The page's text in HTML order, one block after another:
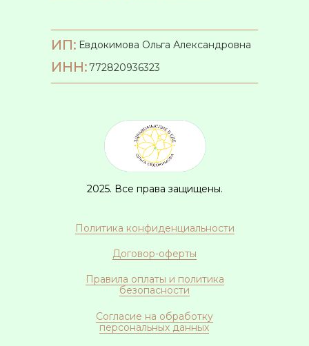
ИНН:
ИП:
2025. Все права защищены.
Евдокимова Ольга Александровна
772820936323
Согласие на обработку
персональных данных
Правила оплаты и политика
безопасности
Договор-оферты
Политика конфиденциальности